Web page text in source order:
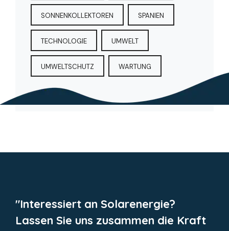
SONNENKOLLEKTOREN SPANIEN
TECHNOLOGIE UMWELT
UMWELTSCHUTZ WARTUNG
"Interessiert an Solarenergie?
Lassen Sie uns zusammen die Kraft